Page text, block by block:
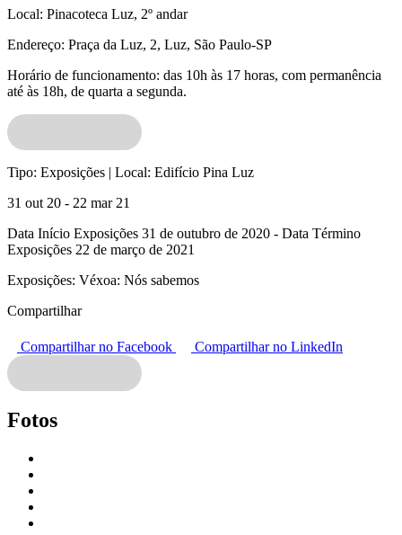
Local: Pinacoteca Luz, 2º andar
Endereço: Praça da Luz, 2, Luz, São Paulo-SP
Horário de funcionamento: das 10h às 17 horas, com permanência
até às 18h, de quarta a segunda.
Tipo: Exposições | Local: Edifício Pina Luz
31 out 20 - 22 mar 21
Data Início Exposições 31 de outubro de 2020 - Data Término
Exposições 22 de março de 2021
Exposições: Véxoa: Nós sabemos
Compartilhar
Compartilhar no Facebook Compartilhar no LinkedIn
Fotos